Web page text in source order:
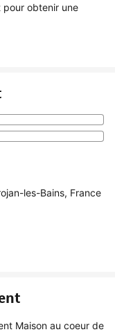
pour obtenir une
les-Bains, France
Maison au coeur de